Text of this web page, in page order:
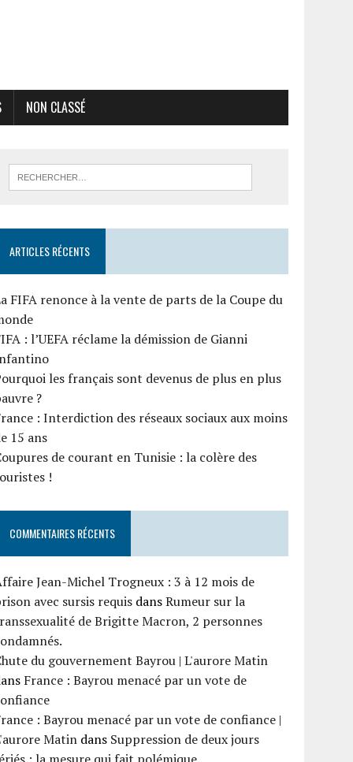
NON CLASSÉ
ARTICLES RÉCENTS
FIFA renonce à la vente de parts de la Coupe du
: l’UEFA réclame la démission de Gianni
les français sont devenus de plus en plus
?
: Interdiction des réseaux sociaux aux moins
15 ans
de courant en Tunisie : la colère des
!
COMMENTAIRES RÉCENTS
Jean-Michel Trogneux : 3 à 12 mois de
avec sursis requis dansRumeur sur la
de Brigitte Macron, 2 personnes
du gouvernement Bayrou | L'aurore Matin
France : Bayrou menacé par un vote de
: Bayrou menacé par un vote de confiance |
Matin dans Suppression de deux jours